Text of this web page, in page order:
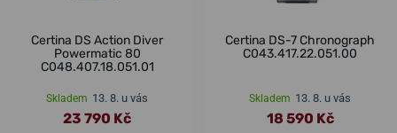
Certina DS Action Diver
Powermatic 80
C048.407.18.051.01
Skladem 13. 8. u vás
23 790 Kč
Certina DS-7 Chronograph
C043.417.22.051.00
Skladem 13. 8. u vás
18 590 Kč